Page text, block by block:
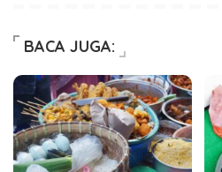
BACA JUGA: